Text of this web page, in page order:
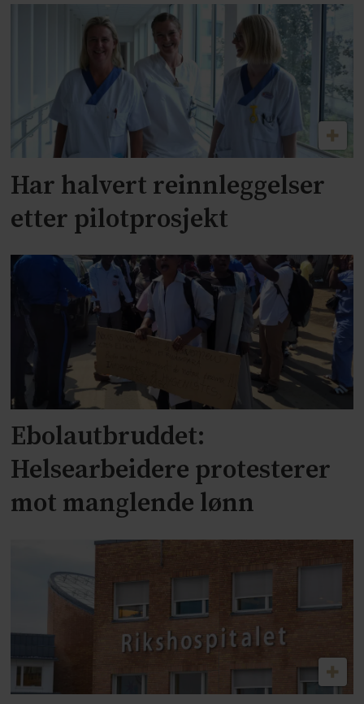
Har halvert reinnleggelser
etter pilotprosjekt
Ebolautbruddet:
Helsearbeidere protesterer
mot manglende lønn